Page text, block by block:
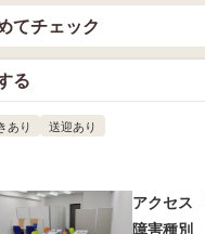
てチェック
る
あり 送迎あり
アクセス
障害種別